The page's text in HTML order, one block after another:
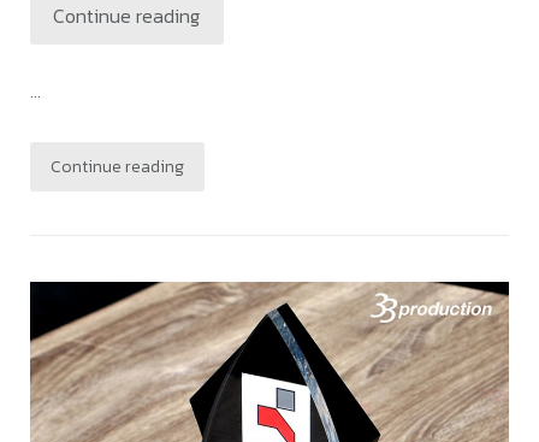
Continue reading
...
Continue reading